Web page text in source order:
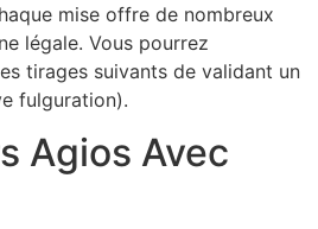
mise offre de nombreux
légale. Vous pourrez
tirages suivants de validant un
fulguration).
Agios Avec